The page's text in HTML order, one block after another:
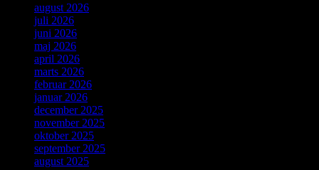
august 2026
juli 2026
juni 2026
maj 2026
april 2026
marts 2026
februar 2026
januar 2026
december 2025
november 2025
oktober 2025
september 2025
august 2025